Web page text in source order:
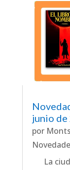
junio de
por
La